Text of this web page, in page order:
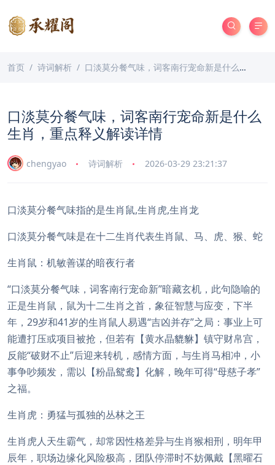
首页 诗词解析 口淡莫分餐气味，词客南行宠命新是什么生肖，重点释义解读详情
口淡莫分餐气味，词客南行宠命新是什么
生肖，重点释义解读详情
chengyao 诗词解析 2026-03-29 23:21:37
口淡莫分餐气味指的是生肖鼠,生肖虎,生肖龙
口淡莫分餐气味是在十二生肖代表生肖鼠、马、虎、猴、蛇
生肖鼠：机敏善谋的暗夜行者
“口淡莫分餐气味，词客南行宠命新”暗藏玄机，此句隐喻的
正是生肖鼠，鼠为十二生肖之首，象征智慧与应变，下半
年，29岁和41岁的生肖鼠人易遇“吉凶并存”之局：事业上可
能遭打压或项目被抢，但若有【黄水晶貔貅】镇守财帛宫，
反能“破财不止”后迎来转机，感情方面，与生肖马相冲，小
事争吵频发，需以【粉晶鸳鸯】化解，晚年可得“母慈子孝”
之福。
生肖虎：勇猛与孤独的丛林之王
生肖虎人天生霸气，却常因性格差异与生肖猴相刑，明年甲
辰年，职场边缘化风险极高，团队停滞时不妨佩戴【黑曜石